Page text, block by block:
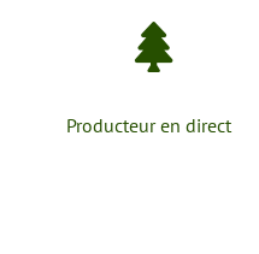
Producteur en direct